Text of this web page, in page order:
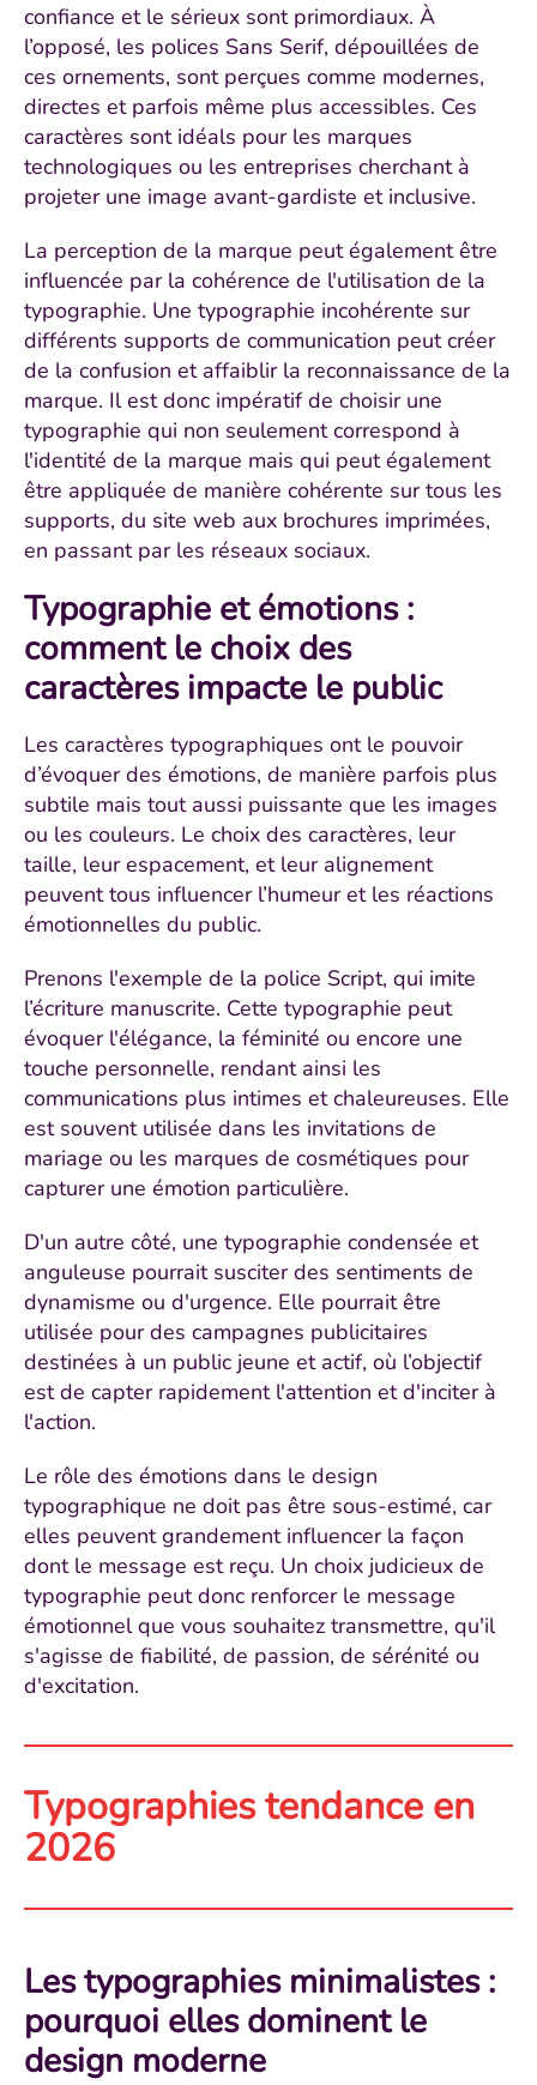
confiance et le sérieux sont primordiaux. À
l’opposé, les polices Sans Serif, dépouillées de
ces ornements, sont perçues comme modernes,
directes et parfois même plus accessibles. Ces
caractères sont idéals pour les marques
technologiques ou les entreprises cherchant à
projeter une image avant-gardiste et inclusive.
La perception de la marque peut également être
influencée par la cohérence de l'utilisation de la
typographie. Une typographie incohérente sur
différents supports de communication peut créer
de la confusion et affaiblir la reconnaissance de la
marque. Il est donc impératif de choisir une
typographie qui non seulement correspond à
l'identité de la marque mais qui peut également
être appliquée de manière cohérente sur tous les
supports, du site web aux brochures imprimées,
en passant par les réseaux sociaux.
Typographie et émotions :
comment le choix des
caractères impacte le public
Les caractères typographiques ont le pouvoir
d’évoquer des émotions, de manière parfois plus
subtile mais tout aussi puissante que les images
ou les couleurs. Le choix des caractères, leur
taille, leur espacement, et leur alignement
peuvent tous influencer l’humeur et les réactions
émotionnelles du public.
Prenons l'exemple de la police Script, qui imite
l’écriture manuscrite. Cette typographie peut
évoquer l'élégance, la féminité ou encore une
touche personnelle, rendant ainsi les
communications plus intimes et chaleureuses. Elle
est souvent utilisée dans les invitations de
mariage ou les marques de cosmétiques pour
capturer une émotion particulière.
D'un autre côté, une typographie condensée et
anguleuse pourrait susciter des sentiments de
dynamisme ou d'urgence. Elle pourrait être
utilisée pour des campagnes publicitaires
destinées à un public jeune et actif, où l’objectif
est de capter rapidement l'attention et d'inciter à
l'action.
Le rôle des émotions dans le design
typographique ne doit pas être sous-estimé, car
elles peuvent grandement influencer la façon
dont le message est reçu. Un choix judicieux de
typographie peut donc renforcer le message
émotionnel que vous souhaitez transmettre, qu'il
s'agisse de fiabilité, de passion, de sérénité ou
d'excitation.
Typographies tendance en
2026
Les typographies minimalistes :
pourquoi elles dominent le
design moderne